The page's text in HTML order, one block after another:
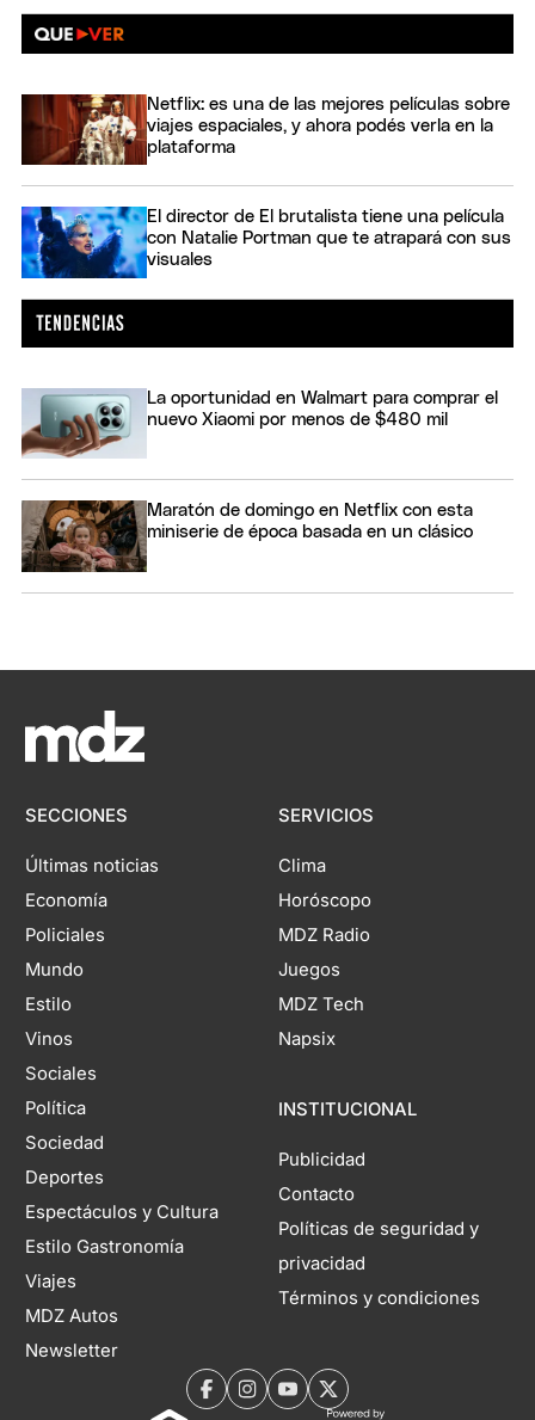
Netflix: es una de las mejores películas sobre
viajes espaciales, y ahora podés verla en la
plataforma
El director de El brutalista tiene una película
con Natalie Portman que te atrapará con sus
visuales
La oportunidad en Walmart para comprar el
nuevo Xiaomi por menos de $480 mil
Maratón de domingo en Netflix con esta
miniserie de época basada en un clásico
SECCIONES
Últimas noticias
Economía
Policiales
Mundo
Estilo
Vinos
Sociales
Política
Sociedad
Deportes
Espectáculos y Cultura
Estilo Gastronomía
Viajes
MDZ Autos
Newsletter
SERVICIOS
Clima
Horóscopo
MDZ Radio
Juegos
MDZ Tech
Napsix
INSTITUCIONAL
Publicidad
Contacto
Políticas de seguridad y
privacidad
Términos y condiciones